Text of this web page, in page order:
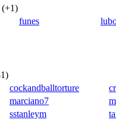
(+1)
funes
)
cockandballtorture
marciano7
sstanleym